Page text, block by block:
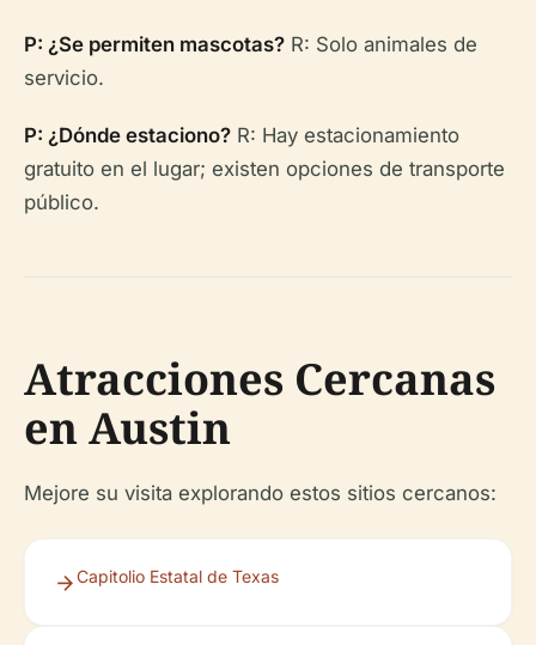
P: ¿Se permiten mascotas? R: Solo animales de
servicio.
P: ¿Dónde estaciono? R: Hay estacionamiento
gratuito en el lugar; existen opciones de transporte
público.
Atracciones Cercanas
en Austin
Mejore su visita explorando estos sitios cercanos:
Capitolio Estatal de Texas